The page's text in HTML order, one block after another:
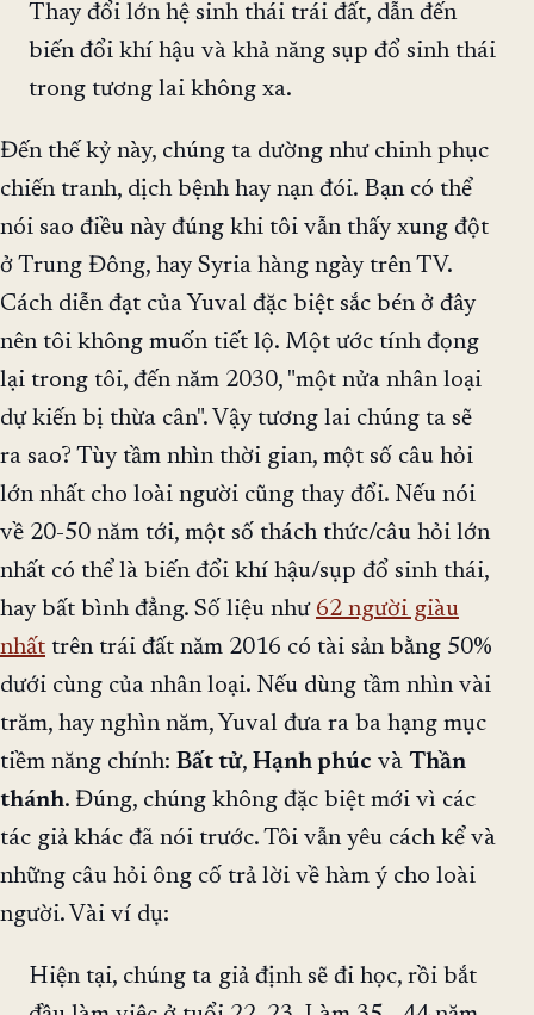
Thay đổi lớn hệ sinh thái trái đất, dẫn đến
biến đổi khí hậu và khả năng sụp đổ sinh thái
trong tương lai không xa.
Đến thế kỷ này, chúng ta dường như chinh phục
chiến tranh, dịch bệnh hay nạn đói. Bạn có thể
nói sao điều này đúng khi tôi vẫn thấy xung đột
ở Trung Đông, hay Syria hàng ngày trên TV.
Cách diễn đạt của Yuval đặc biệt sắc bén ở đây
nên tôi không muốn tiết lộ. Một ước tính đọng
lại trong tôi, đến năm 2030, "một nửa nhân loại
dự kiến bị thừa cân". Vậy tương lai chúng ta sẽ
ra sao? Tùy tầm nhìn thời gian, một số câu hỏi
lớn nhất cho loài người cũng thay đổi. Nếu nói
về 20-50 năm tới, một số thách thức/câu hỏi lớn
nhất có thể là biến đổi khí hậu/sụp đổ sinh thái,
hay bất bình đẳng. Số liệu như 62 người giàu
nhất trên trái đất năm 2016 có tài sản bằng 50%
dưới cùng của nhân loại. Nếu dùng tầm nhìn vài
trăm, hay nghìn năm, Yuval đưa ra ba hạng mục
tiềm năng chính: Bất tử, Hạnh phúc và Thần
thánh. Đúng, chúng không đặc biệt mới vì các
tác giả khác đã nói trước. Tôi vẫn yêu cách kể và
những câu hỏi ông cố trả lời về hàm ý cho loài
người. Vài ví dụ:
Hiện tại, chúng ta giả định sẽ đi học, rồi bắt